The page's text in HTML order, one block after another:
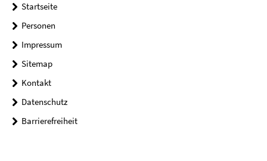
Startseite
Personen
Impressum
Sitemap
Kontakt
Datenschutz
Barrierefreiheit